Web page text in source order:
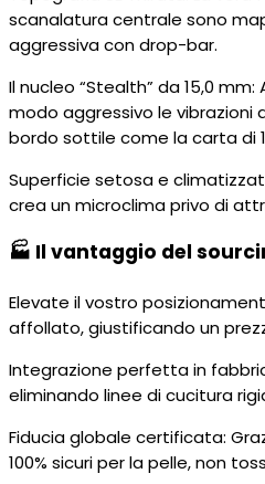
scanalatura centrale sono
aggressiva con drop-bar.
Il nucleo “Stealth” da 15,0
modo aggressivo le vibrazioni
bordo sottile come la carta di
Superficie setosa e
crea un microclima privo di
🏭 Il vantaggio del
Elevate il vostro
affollato, giustificando un
Integrazione perfetta in
eliminando linee di cucitura
Fiducia globale certificata:
100% sicuri per la pelle, non